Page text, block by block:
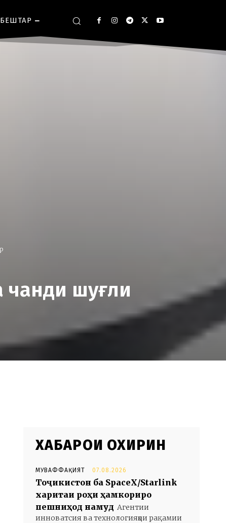
БЕШТАР
чанди шуғли
ХАБАРҲОИ ОХИРИН
МУВАФФАҚИЯТ 07.08.2026
Тоҷикистон ба SpaceX/Starlink
харитаи роҳи ҳамкориро
пешниҳод намуд Агентии
инноватсия ва технологияҳои рақамии